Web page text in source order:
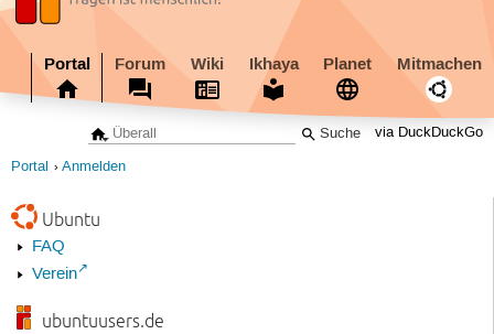
Portal Forum Wiki Ikhaya Planet Mitmachen
via DuckDuckGo
Portal Anmelden
Ubuntu
FAQ
Verein
ubuntuusers.de